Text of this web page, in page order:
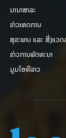
ນານາສາລະ
ຂ່າວເຫດການ
ສຸຂະພາບ ແລະ ສີ່ງແວ
ຂ່າວການພັດທະນາ
ມູມໄອທີລາວ